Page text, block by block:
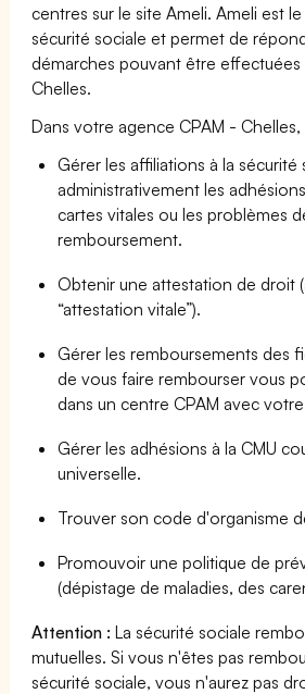
centres sur le site Ameli. Ameli est
sécurité sociale et permet de
démarches pouvant être effectuées
Chelles.
Dans votre agence CPAM -
Gérer les affiliations à la sécurité
administrativement les
cartes vitales ou les problèmes
remboursement.
Obtenir une attestation de droit
“attestation vitale”).
Gérer les remboursements des
de vous faire rembourser vous
dans un centre CPAM avec
Gérer les adhésions à la CMU
universelle.
Trouver son code d'organisme
Promouvoir une politique de
(dépistage de maladies, des
Attention : La sécurité sociale
mutuelles. Si vous n'êtes pas
sécurité sociale, vous n'aurez pas